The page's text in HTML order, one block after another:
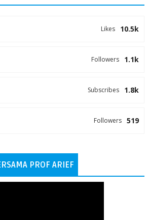
10.5k
Likes
1.1k
Followers
1.8k
Subscribes
519
Followers
PROF ARIEF